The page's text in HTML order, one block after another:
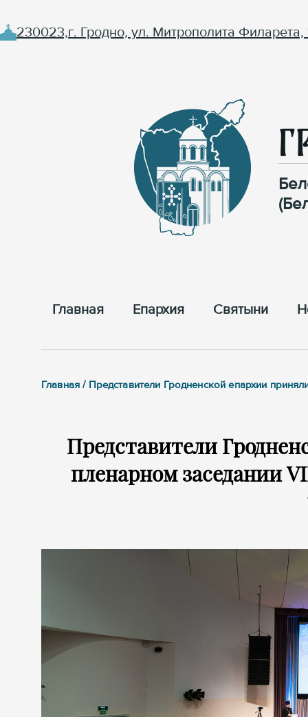
230023,г. Гродно, ул. Митрополита Филарета,
Главная Епархия Cвятыни
Главная / Представители Гродненской епархии
Представители
пленарном заседании